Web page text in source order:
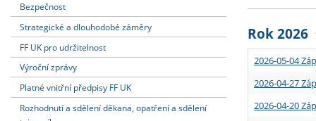
Dozvědět se více Strategie
Podpora
Podat přihlášku Učitelské
Dozvědět se více
Rigorózní
Dozvědět se více
Granty a
Dozvědět se více
Bezpečnost
Strategické a dlouhodobé záměry
FF UK pro udržitelnost
Výroční zprávy
Platné vnitřní předpisy FF UK
Rozhodnutí a sdělení děkana, opatření a sdělení
Rok 2026
2026-05-04
2026-04-27
2026-04-20